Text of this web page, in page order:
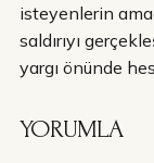
isteyenlerin
saldırıyı
yargı önünde
YORUMLA